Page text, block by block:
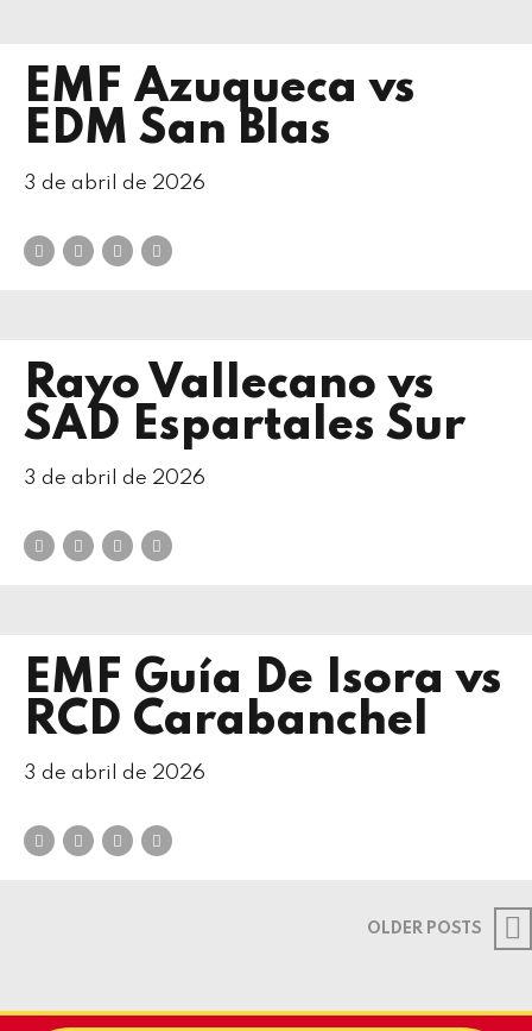
EMF Azuqueca vs
EDM San Blas
3 de abril de 2026
Rayo Vallecano vs
SAD Espartales Sur
3 de abril de 2026
EMF Guía De Isora vs
RCD Carabanchel
3 de abril de 2026
OLDER POSTS